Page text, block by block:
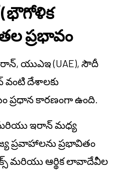
ప్రభావం
యుఎఇ (UAE), సౌదీ
దేశాలకు
కారణంగా ఉంది.
ఇరాన్ మధ్య
ప్రవాహాలను ప్రభావితం
మరియు ఆర్థిక లావాదేవీల